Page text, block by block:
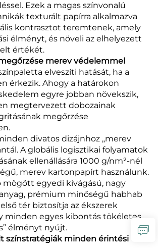
Ezek a magas színvonalú
texturált papírra alkalmazva
kontrasztot teremtenek, amely
élményt, és növeli az elhelyezett
értékét.
merev védelemmel
elveszíti hatását, ha a
érkezik. Ahogy a határokon
egyre jobban növekszik,
megtervezett dobozainak
megőrzése
divatos dizájnhoz „merev
A globális logisztikai folyamatok
ellenállására 1000 g/nm²-nél
merev kartonpapírt használunk.
mögött egyedi kivágású, nagy
prémium minőségű habhab
tér biztosítja az ékszerek
minden egyes kibontás tökéletes,
élményt nyújt.
színstratégiák minden érintési